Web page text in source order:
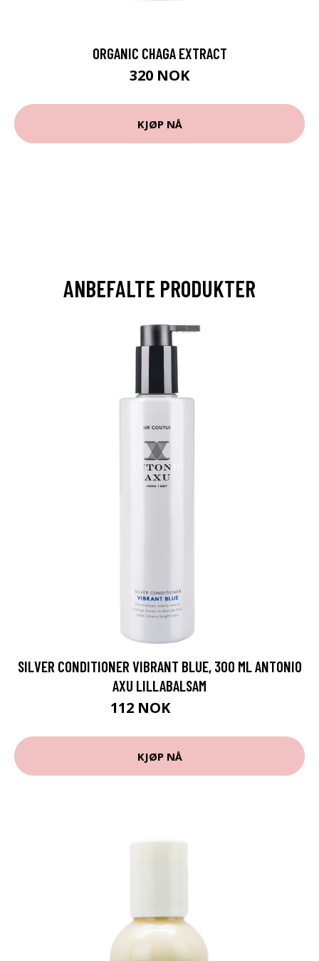
ORGANIC CHAGA EXTRACT
320 NOK
KJØP NÅ
ANBEFALTE PRODUKTER
SILVER CONDITIONER VIBRANT BLUE, 300 ML ANTONIO
AXU LILLABALSAM
112 NOK
KJØP NÅ